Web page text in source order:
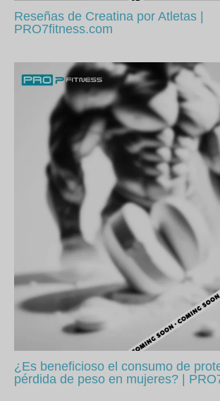
Reseñas de Creatina por Atletas |
PRO7fitness.com
¿Es beneficioso el consumo de
pérdida de peso en mujeres? |